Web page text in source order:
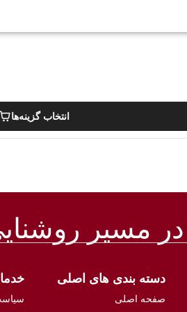
انتخاب گزینه‌ها
مسیر
دسته بندی های اصلی
صفحه اصلی